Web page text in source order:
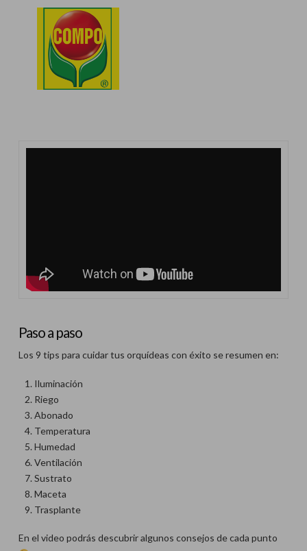
Paso a paso
Los 9 tips para cuidar tus orquídeas con éxito se resumen en:
Iluminación
Riego
Abonado
Temperatura
Humedad
Ventilación
Sustrato
Maceta
Trasplante
En el video podrás descubrir algunos consejos de cada punto